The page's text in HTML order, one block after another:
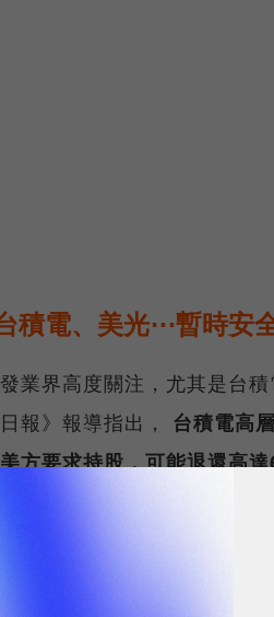
積電、美光⋯暫時安
業界高度關注，尤其是台
報》報導指出， 台積電高
方要求持股，可能退還高
股計畫的抗拒態度。
法案》補助款強勢入股的
求持有台積電或美光等公